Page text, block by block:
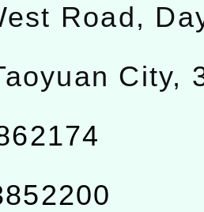
Road,
City,